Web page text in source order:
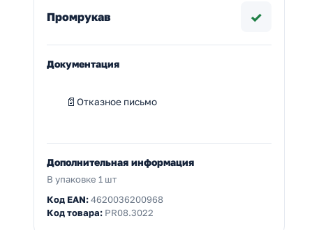
Промрукав ✓
Документация
Отказное письмо
Дополнительная информация
В упаковке 1 шт
Код EAN:4620036200968
Код товара: PR08.3022